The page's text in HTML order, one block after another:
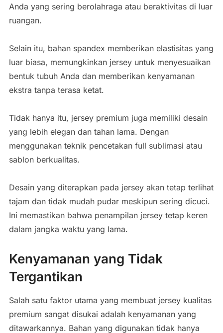
Anda yang sering berolahraga atau beraktivitas di luar
ruangan.
Selain itu, bahan spandex memberikan elastisitas yang
luar biasa, memungkinkan jersey untuk menyesuaikan
bentuk tubuh Anda dan memberikan kenyamanan
ekstra tanpa terasa ketat.
Tidak hanya itu, jersey premium juga memiliki desain
yang lebih elegan dan tahan lama. Dengan
menggunakan teknik pencetakan full sublimasi atau
sablon berkualitas.
Desain yang diterapkan pada jersey akan tetap terlihat
tajam dan tidak mudah pudar meskipun sering dicuci.
Ini memastikan bahwa penampilan jersey tetap keren
dalam jangka waktu yang lama.
Kenyamanan yang Tidak
Tergantikan
Salah satu faktor utama yang membuat jersey kualitas
premium sangat disukai adalah kenyamanan yang
ditawarkannya. Bahan yang digunakan tidak hanya